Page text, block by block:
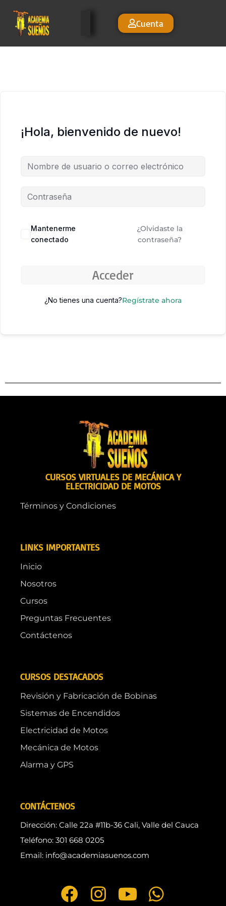
Cuenta
¡Hola, bienvenido de nuevo!
Mantenerme
conectado
¿Olvidaste la
contraseña?
Acceder
¿No tienes una cuenta?Regístrate ahora
CURSOS VIRTUALES DE MECÁNICA Y
ELECTRICIDAD DE MOTOS
Términos y Condiciones
LINKS IMPORTANTES
Inicio
Nosotros
Cursos
Preguntas Frecuentes
Contáctenos
CURSOS DESTACADOS
Revisión y Fabricación de Bobinas
Sistemas de Encendidos
Electricidad de Motos
Mecánica de Motos
Alarma y GPS
CONTÁCTENOS
Dirección: Calle 22a #11b-36 Cali, Valle del Cauca
Teléfono: 301 668 0205
Email: info@academiasuenos.com